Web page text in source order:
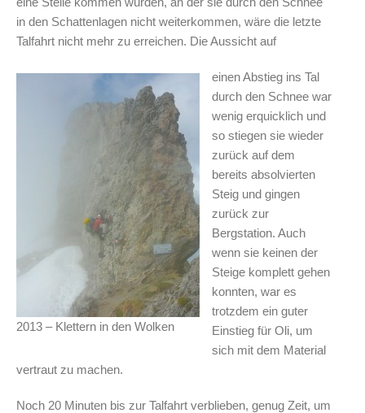
in den Schattenlagen nicht weiterkommen, wäre die letzte
Talfahrt nicht mehr zu erreichen. Die Aussicht auf
2013 – Klettern in den Wolken
einen Abstieg ins Tal
durch den Schnee war
wenig erquicklich und
so stiegen sie wieder
zurück auf dem
bereits absolvierten
Steig und gingen
zurück zur
Bergstation. Auch
wenn sie keinen der
Steige komplett gehen
konnten, war es
trotzdem ein guter
Einstieg für Oli, um
sich mit dem Material
vertraut zu machen.
Noch 20 Minuten bis zur Talfahrt verblieben, genug Zeit, um